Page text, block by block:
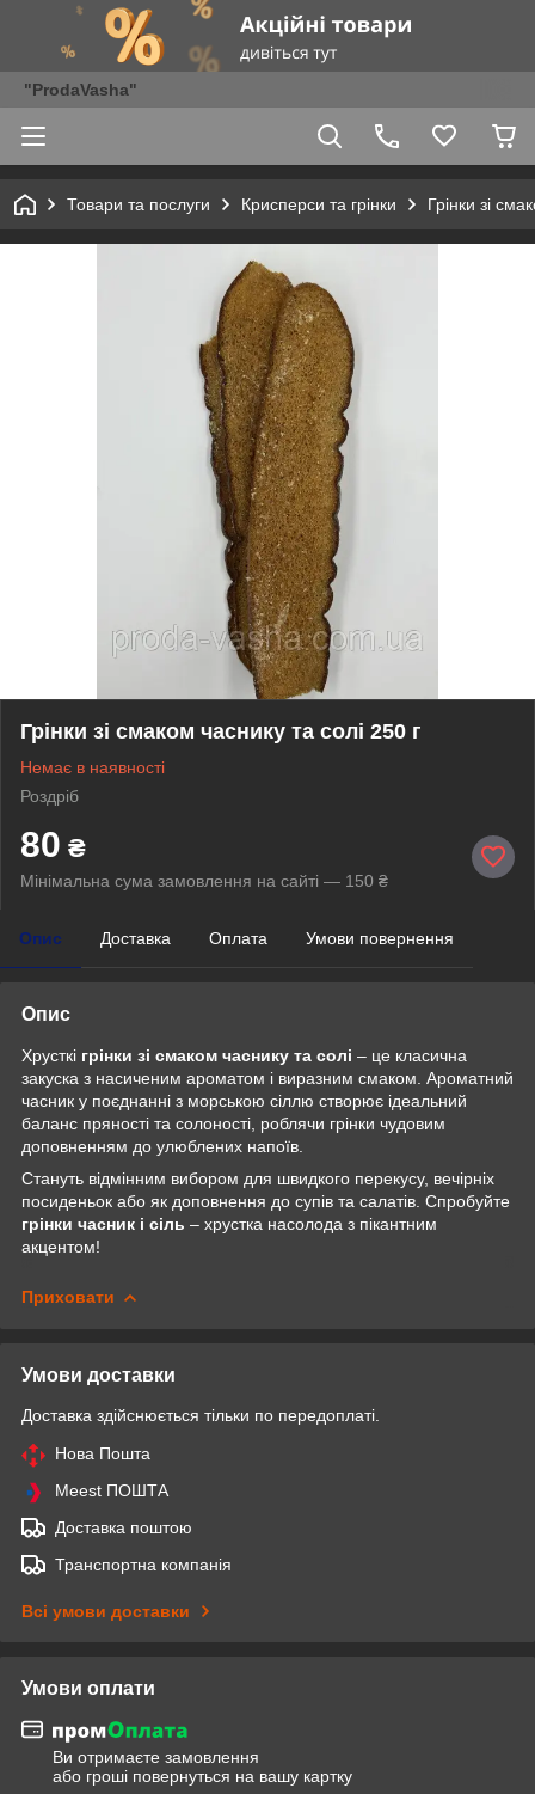
"ProdaVasha"
Товари та послуги Крисперси та грінки Грінки зі
Грінки зі смаком часнику та солі 250 г
Немає в наявності
Роздріб
80 ₴
Мінімальна сума замовлення на сайті — 150 ₴
Опис Доставка Оплата Умови повернення
Опис
Хрусткі грінки зі смаком часнику та солі – це класична
закуска з насиченим ароматом і виразним смаком. Ароматний
часник у поєднанні з морською сіллю створює ідеальний
баланс пряності та солоності, роблячи грінки чудовим
доповненням до улюблених напоїв.
Стануть відмінним вибором для швидкого перекусу, вечірніх
посиденьок або як доповнення до супів та салатів. Спробуйте
грінки часник і сіль – хрустка насолода з пікантним
акцентом!
Приховати
Умови доставки
Доставка здійснюється тільки по передоплаті.
Нова Пошта
Meest ПОШТА
Доставка поштою
Транспортна компанія
Всі умови доставки
Умови оплати
Ви отримаєте замовлення
або гроші повернуться на вашу картку